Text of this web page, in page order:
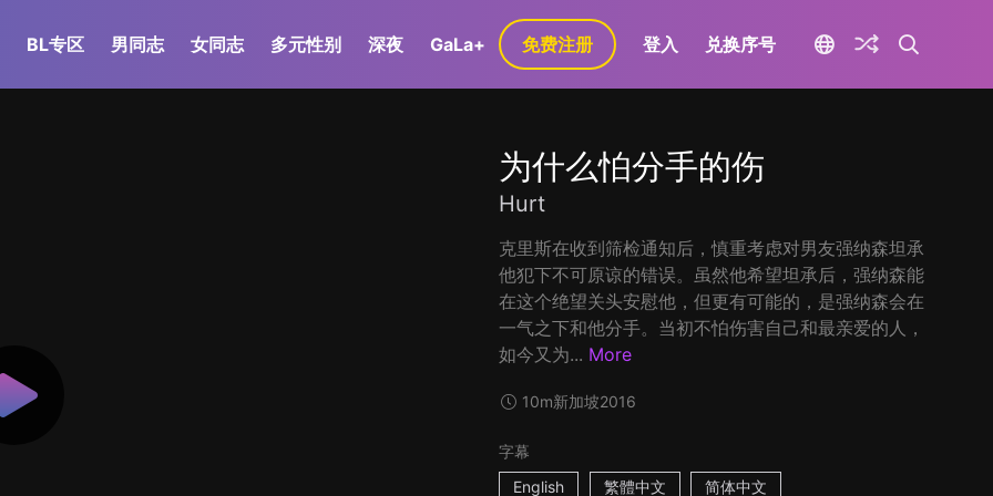
BL专区 男同志 女同志 多元性别 深夜 GaLa+ 免费注册 登入 兑换序号
为什么怕分手的伤
Hurt
克里斯在收到筛检通知后，慎重考虑对男友强纳森坦承
他犯下不可原谅的错误。虽然他希望坦承后，强纳森能
在这个绝望关头安慰他，但更有可能的，是强纳森会在
一气之下和他分手。当初不怕伤害自己和最亲爱的人，
如今又为... More
10m新加坡2016
字幕
English
繁體中文 简体中文